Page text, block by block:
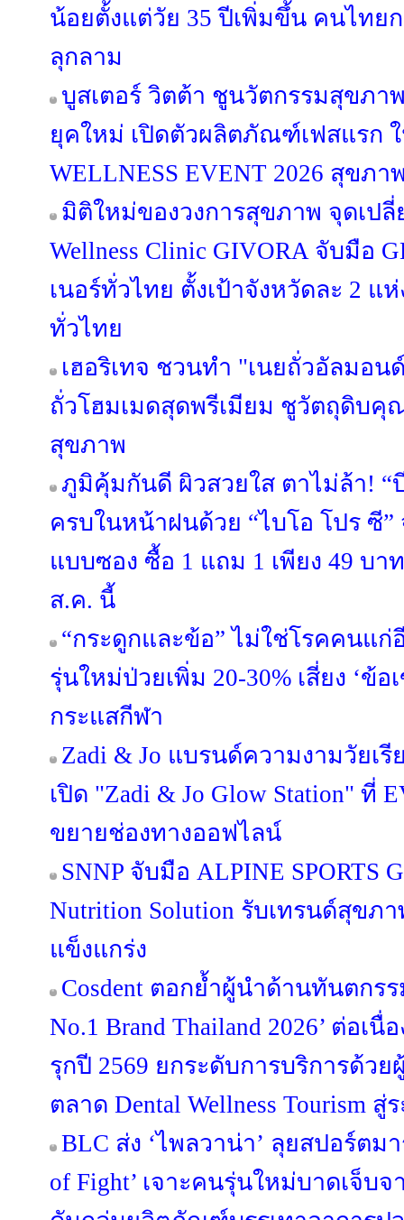
น้อยตั้งแต่วัย 35 ปีเพิ่มขึ้น คนไทยก
ลุกลาม
บูสเตอร์ วิตต้า ชูนวัตกรรมสุขภ
ยุคใหม่ เปิดตัวผลิตภัณฑ์เฟสแรก ใ
WELLNESS EVENT 2026 สุขภา
มิติใหม่ของวงการสุขภาพ จุดเป
Wellness Clinic GIVORA จับมือ
เนอร์ทั่วไทย ตั้งเป้าจังหวัดละ 2 แ
ทั่วไทย
เฮอริเทจ ชวนทำ "เนยถั่วอัลมอน
ถั่วโฮมเมดสุดพรีเมียม ชูวัตถุดิบคุ
สุขภาพ
ภูมิคุ้มกันดี ผิวสวยใส ตาไม่ล้า! “
ครบในหน้าฝนด้วย “ไบโอ โปร ซี
แบบซอง ซื้อ 1 แถม 1 เพียง 49 บา
ส.ค. นี้
“กระดูกและข้อ” ไม่ใช่โรคคนแ
รุ่นใหม่ป่วยเพิ่ม 20-30% เสี่ยง ‘ข้อ
กระแสกีฬา
Zadi & Jo แบรนด์ความงามวัยเรี
เปิด "Zadi & Jo Glow Station" ที่
ขยายช่องทางออฟไลน์
SNNP จับมือ ALPINE SPORTS
Nutrition Solution รับเทรนด์สุขภ
แข็งแกร่ง
Cosdent ตอกย้ำผู้นำด้านทันตกรร
No.1 Brand Thailand 2026’ ต่อเ
รุกปี 2569 ยกระดับการบริการด้ว
ตลาด Dental Wellness Tourism สู่
BLC ส่ง ‘ไพลวาน่า’ ลุยสปอร์ตม
of Fight’ เจาะคนรุ่นใหม่บาดเจ็บ